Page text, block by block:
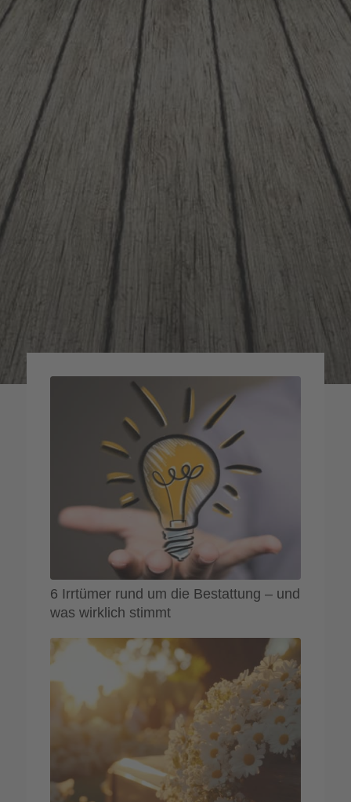
6 Irrtümer rund um die Bestattung – und
was wirklich stimmt